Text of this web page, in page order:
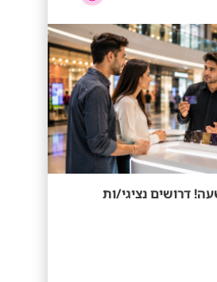
לשעה! דרושים נציגי/ות